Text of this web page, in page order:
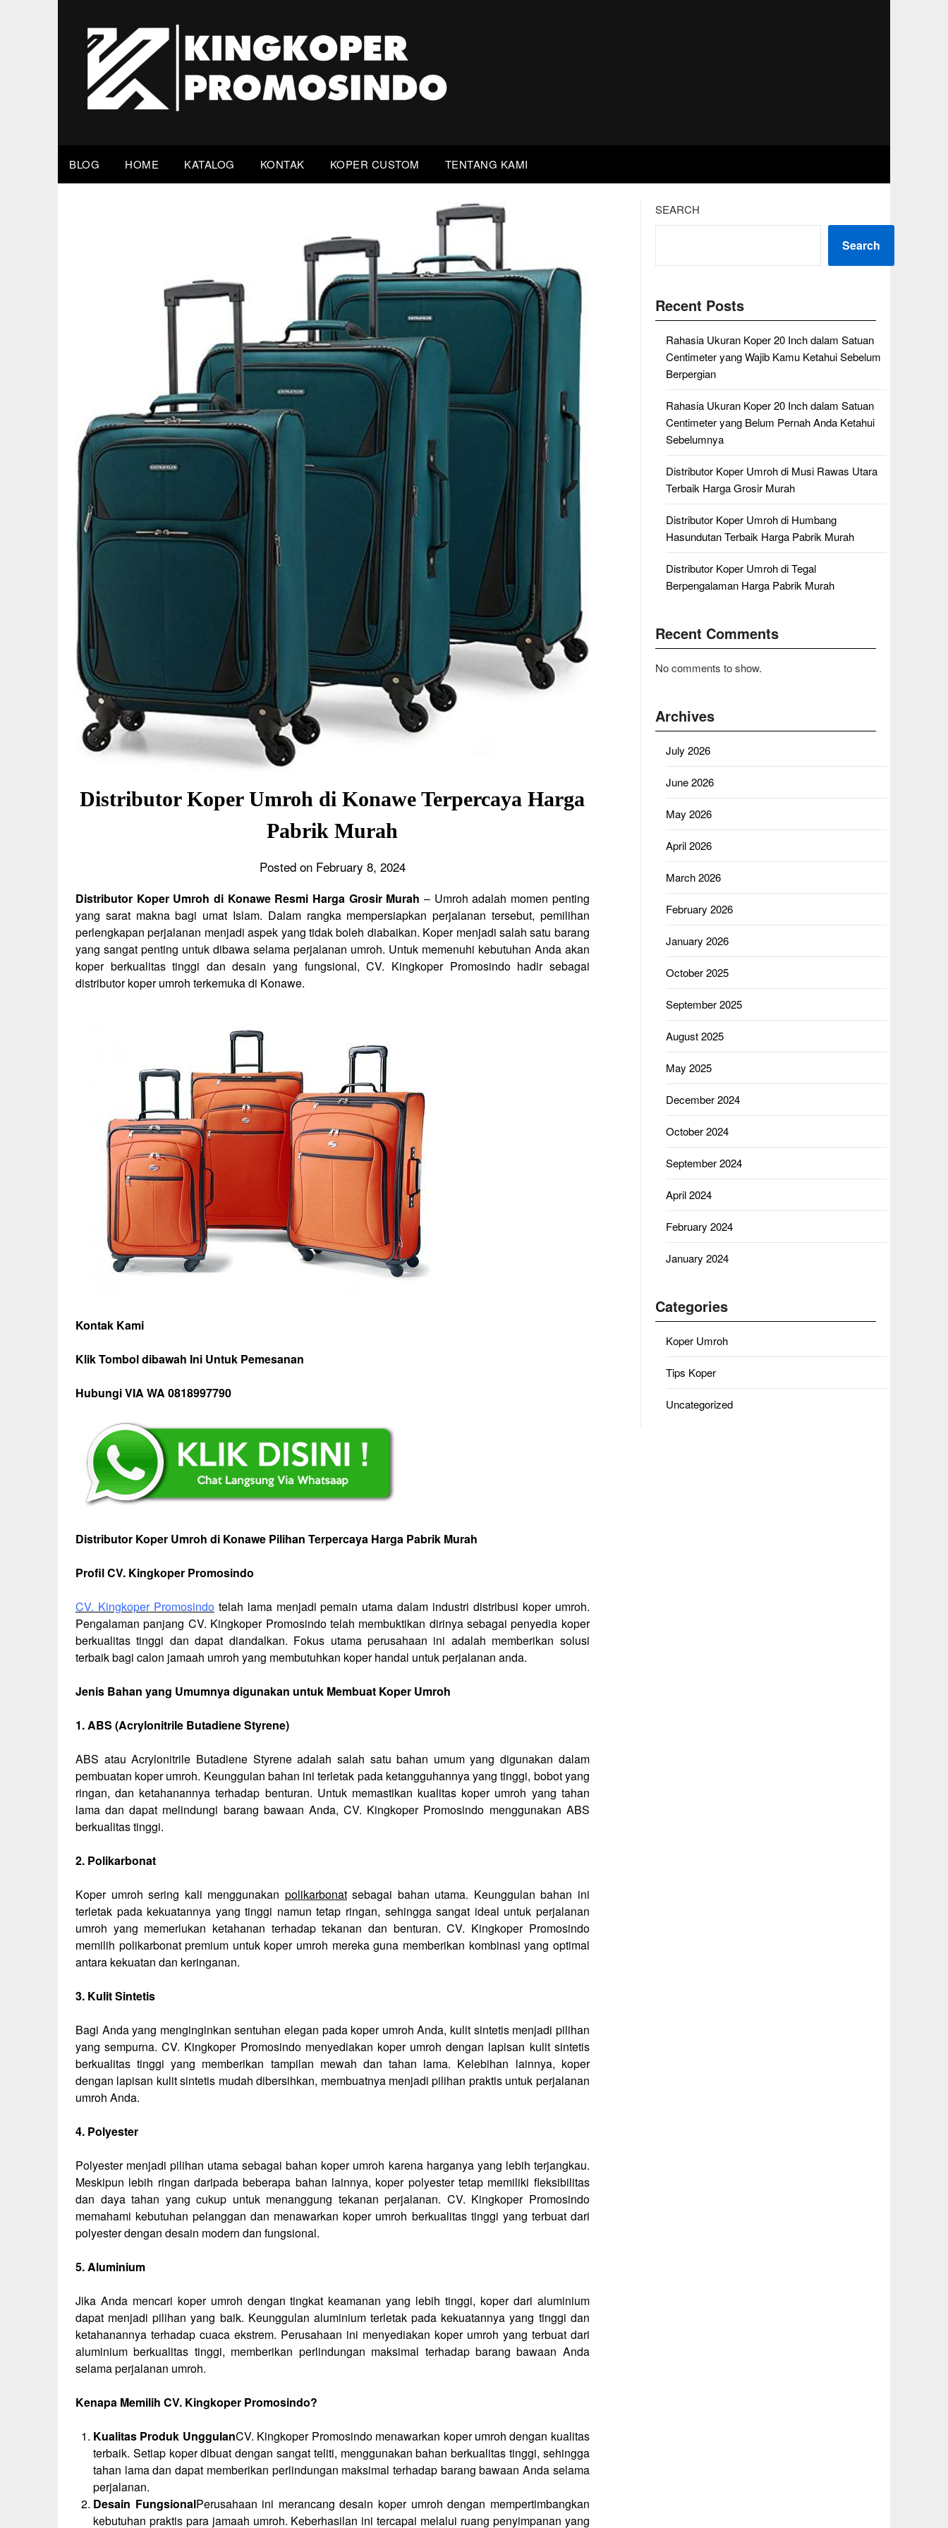
BLOG HOME KATALOG KONTAK KOPER CUSTOM TENTANG KAMI
Distributor Koper Umroh di Konawe Terpercaya Harga
Pabrik Murah
Posted on February 8, 2024
Distributor Koper Umroh di Konawe Resmi Harga Grosir Murah – Umroh adalah momen penting
yang sarat makna bagi umat Islam. Dalam rangka mempersiapkan perjalanan tersebut, pemilihan
perlengkapan perjalanan menjadi aspek yang tidak boleh diabaikan. Koper menjadi salah satu barang
yang sangat penting untuk dibawa selama perjalanan umroh. Untuk memenuhi kebutuhan Anda akan
koper berkualitas tinggi dan desain yang fungsional, CV. Kingkoper Promosindo hadir sebagai
distributor koper umroh terkemuka di Konawe.
Kontak Kami
Klik Tombol dibawah Ini Untuk Pemesanan
Hubungi VIA WA 0818997790
Distributor Koper Umroh di Konawe Pilihan Terpercaya Harga Pabrik Murah
Profil CV. Kingkoper Promosindo
CV. Kingkoper Promosindotelah lama menjadi pemain utama dalam industri distribusi koper umroh.
Pengalaman panjang CV. Kingkoper Promosindo telah membuktikan dirinya sebagai penyedia koper
berkualitas tinggi dan dapat diandalkan. Fokus utama perusahaan ini adalah memberikan solusi
terbaik bagi calon jamaah umroh yang membutuhkan koper handal untuk perjalanan anda.
Jenis Bahan yang Umumnya digunakan untuk Membuat Koper Umroh
1. ABS (Acrylonitrile Butadiene Styrene)
ABS atau Acrylonitrile Butadiene Styrene adalah salah satu bahan umum yang digunakan dalam
pembuatan koper umroh. Keunggulan bahan ini terletak pada ketangguhannya yang tinggi, bobot yang
ringan, dan ketahanannya terhadap benturan. Untuk memastikan kualitas koper umroh yang tahan
lama dan dapat melindungi barang bawaan Anda, CV. Kingkoper Promosindo menggunakan ABS
berkualitas tinggi.
2. Polikarbonat
Koper umroh sering kali menggunakan polikarbonatsebagai bahan utama. Keunggulan bahan ini
terletak pada kekuatannya yang tinggi namun tetap ringan, sehingga sangat ideal untuk perjalanan
umroh yang memerlukan ketahanan terhadap tekanan dan benturan. CV. Kingkoper Promosindo
memilih polikarbonat premium untuk koper umroh mereka guna memberikan kombinasi yang optimal
antara kekuatan dan keringanan.
3. Kulit Sintetis
Bagi Anda yang menginginkan sentuhan elegan pada koper umroh Anda, kulit sintetis menjadi pilihan
yang sempurna. CV. Kingkoper Promosindo menyediakan koper umroh dengan lapisan kulit sintetis
berkualitas tinggi yang memberikan tampilan mewah dan tahan lama. Kelebihan lainnya, koper
dengan lapisan kulit sintetis mudah dibersihkan, membuatnya menjadi pilihan praktis untuk perjalanan
umroh Anda.
4. Polyester
Polyester menjadi pilihan utama sebagai bahan koper umroh karena harganya yang lebih terjangkau.
Meskipun lebih ringan daripada beberapa bahan lainnya, koper polyester tetap memiliki fleksibilitas
dan daya tahan yang cukup untuk menanggung tekanan perjalanan. CV. Kingkoper Promosindo
memahami kebutuhan pelanggan dan menawarkan koper umroh berkualitas tinggi yang terbuat dari
polyester dengan desain modern dan fungsional.
5. Aluminium
Jika Anda mencari koper umroh dengan tingkat keamanan yang lebih tinggi, koper dari aluminium
dapat menjadi pilihan yang baik. Keunggulan aluminium terletak pada kekuatannya yang tinggi dan
ketahanannya terhadap cuaca ekstrem. Perusahaan ini menyediakan koper umroh yang terbuat dari
aluminium berkualitas tinggi, memberikan perlindungan maksimal terhadap barang bawaan Anda
selama perjalanan umroh.
Kenapa Memilih CV. Kingkoper Promosindo?
Kualitas Produk UnggulanCV. Kingkoper Promosindo menawarkan koper umroh dengan kualitas
terbaik. Setiap koper dibuat dengan sangat teliti, menggunakan bahan berkualitas tinggi, sehingga
tahan lama dan dapat memberikan perlindungan maksimal terhadap barang bawaan Anda selama
perjalanan.
Desain FungsionalPerusahaan ini merancang desain koper umroh dengan mempertimbangkan
kebutuhan praktis para jamaah umroh. Keberhasilan ini tercapai melalui ruang penyimpanan yang
SEARCH
Search
Recent Posts
Rahasia Ukuran Koper 20 Inch dalam Satuan
Centimeter yang Wajib Kamu Ketahui Sebelum
Berpergian
Rahasia Ukuran Koper 20 Inch dalam Satuan
Centimeter yang Belum Pernah Anda Ketahui
Sebelumnya
Distributor Koper Umroh di Musi Rawas Utara
Terbaik Harga Grosir Murah
Distributor Koper Umroh di Humbang
Hasundutan Terbaik Harga Pabrik Murah
Distributor Koper Umroh di Tegal
Berpengalaman Harga Pabrik Murah
Recent Comments
No comments to show.
Archives
July 2026
June 2026
May 2026
April 2026
March 2026
February 2026
January 2026
October 2025
September 2025
August 2025
May 2025
December 2024
October 2024
September 2024
April 2024
February 2024
January 2024
Categories
Koper Umroh
Tips Koper
Uncategorized